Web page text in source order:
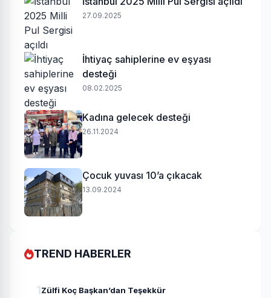
27.09.2025
İhtiyaç sahiplerine ev eşyası
desteği
08.02.2025
Kadına gelecek desteği
26.11.2024
Çocuk yuvası 10’a çıkacak
13.09.2024
TREND HABERLER
1Zülfi Koç Başkan’dan Teşekkür